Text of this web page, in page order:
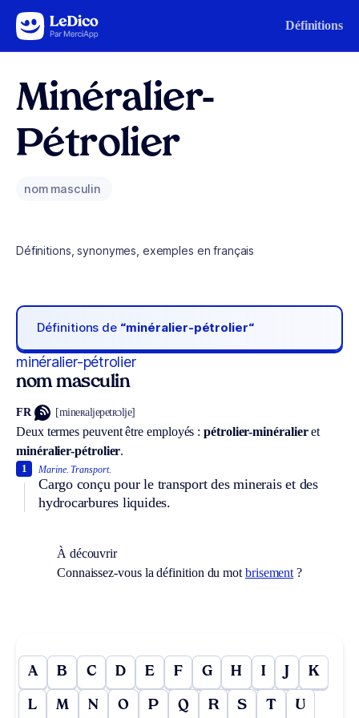
Aller au contenu Définitions
Minéralier-
Pétrolier
nom masculin
Définitions, synonymes, exemples en français
Définitions de “minéralier-pétrolier“
minéralier-pétrolier
nom masculin
FR [mineʀaljepetʀɔlje]
Deux termes peuvent être employés :pétrolier-minéralieret
minéralier-pétrolier.
Marine. Transport.
Cargo conçu pour le transport des minerais et des
hydrocarbures liquides.
1
À découvrir
Connaissez-vous la définition du mot brisement ?
A B C D E F G H I J K
L M N O P Q R S T U